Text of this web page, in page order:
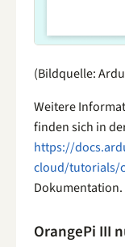
(Bildquelle:
Weitere
finden sich in
https://
cloud/tutorials/
Dokumentation.
OrangePi III